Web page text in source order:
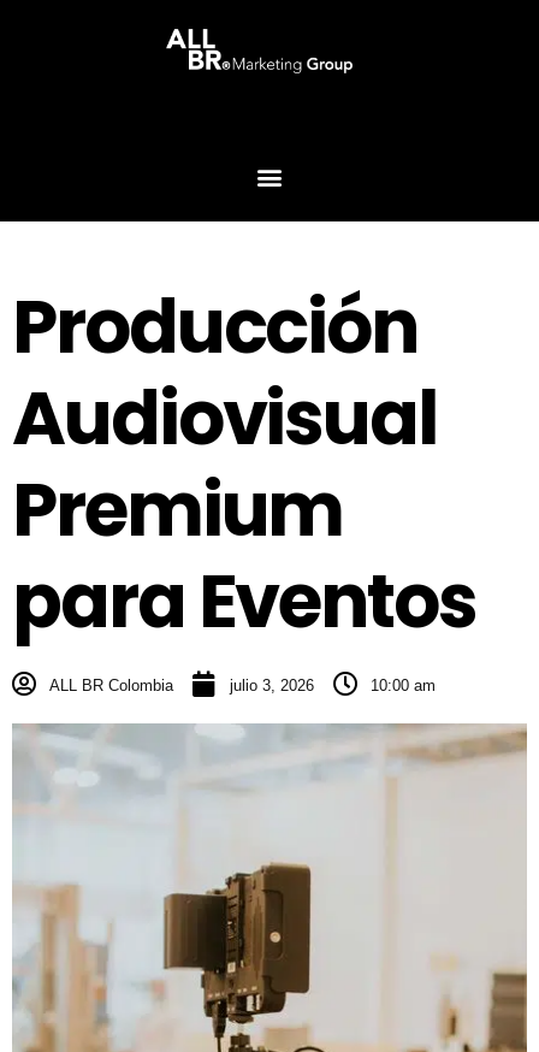
Producción
Audiovisual
Premium
para Eventos
ALL BR Colombia julio 3, 2026 10:00 am